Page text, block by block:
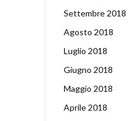
Settembre 2018
Agosto 2018
Luglio 2018
Giugno 2018
Maggio 2018
Aprile 2018